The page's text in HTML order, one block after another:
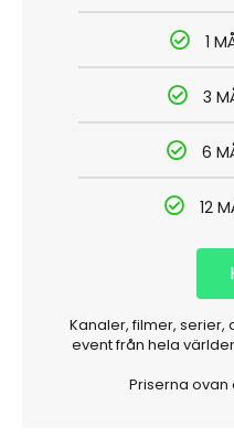
1
3
6
12
Kanaler, filmer, serier,
event från hela
Priserna ovan